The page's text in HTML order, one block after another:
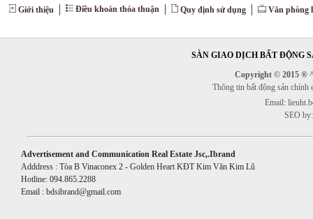
Giới thiệu Điều khoản thỏa thuận Quy định sử dụng Văn phòng
SÀN GIAO DỊCH BẤT ĐỘNG
Copyright © 2015 ®
Thông tin bất động sản
Email:
SEO
Advertisement and Communication Real Estate Jsc,.Ibrand
Adddress : Tòa B Vinaconex 2 - Golden Heart KĐT Kim Văn Kim Lũ
Hotline: 094.865.2288
Email : bdsibrand@gmail.com